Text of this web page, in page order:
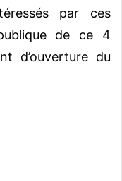
par ces
de ce 4
d’ouverture du